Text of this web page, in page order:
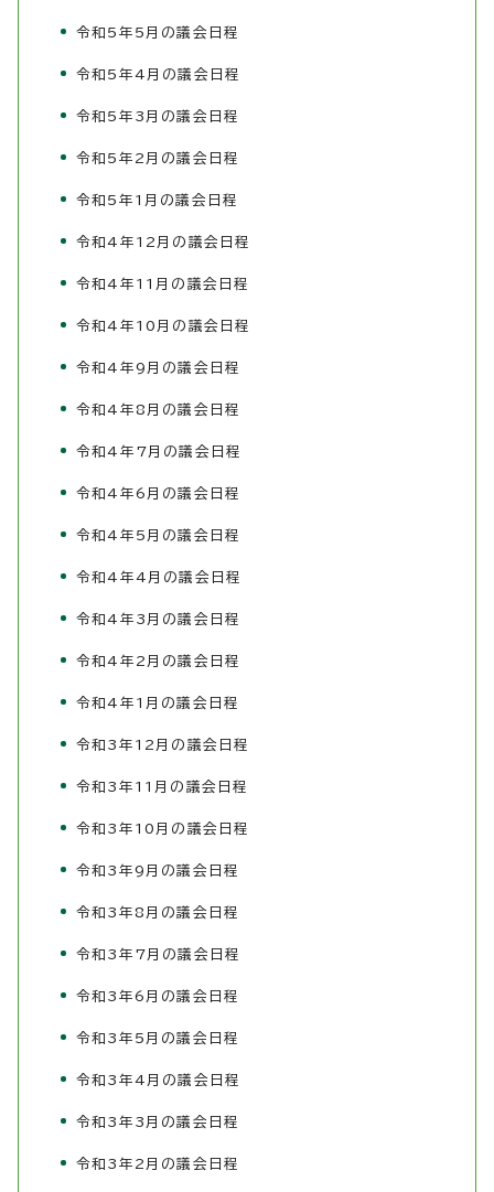
令和5年5月の議会日程
令和5年4月の議会日程
令和5年3月の議会日程
令和5年2月の議会日程
令和5年1月の議会日程
令和4年12月の議会日程
令和4年11月の議会日程
令和4年10月の議会日程
令和4年9月の議会日程
令和4年8月の議会日程
令和4年7月の議会日程
令和4年6月の議会日程
令和4年5月の議会日程
令和4年4月の議会日程
令和4年3月の議会日程
令和4年2月の議会日程
令和4年1月の議会日程
令和3年12月の議会日程
令和3年11月の議会日程
令和3年10月の議会日程
令和3年9月の議会日程
令和3年8月の議会日程
令和3年7月の議会日程
令和3年6月の議会日程
令和3年5月の議会日程
令和3年4月の議会日程
令和3年3月の議会日程
令和3年2月の議会日程